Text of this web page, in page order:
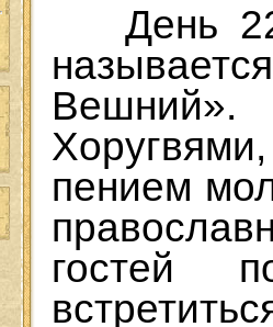
День
пением
гостей